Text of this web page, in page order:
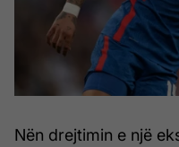
Nën drejtimin e një